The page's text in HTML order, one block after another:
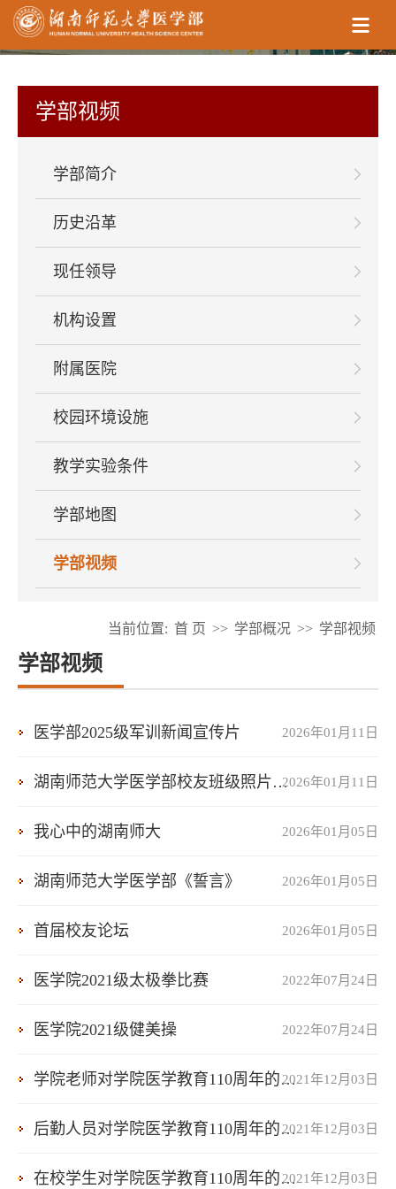
学部视频
学部简介
历史沿革
现任领导
机构设置
附属医院
校园环境设施
教学实验条件
学部地图
学部视频
当前位置: 首 页 >> 学部概况 >> 学部视频
学部视频
医学部2025级军训新闻宣传片 2026年01月11日
湖南师范大学医学部校友班级照片掠影2026年01月11日
我心中的湖南师大 2026年01月05日
湖南师范大学医学部《誓言》 2026年01月05日
首届校友论坛 2026年01月05日
医学院2021级太极拳比赛 2022年07月24日
医学院2021级健美操 2022年07月24日
学院老师对学院医学教育110周年的祝福
2021年12月03日
后勤人员对学院医学教育110周年的祝福
2021年12月03日
在校学生对学院医学教育110周年的祝福
2021年12月03日